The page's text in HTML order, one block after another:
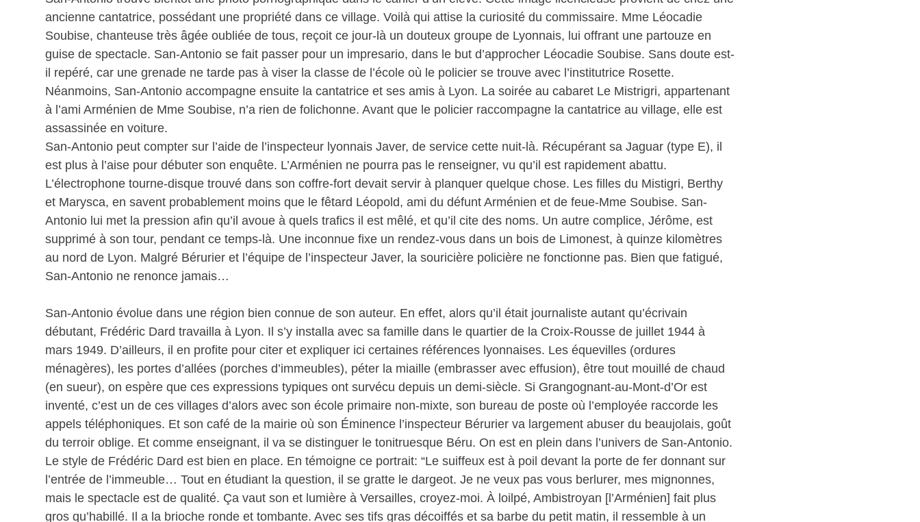
ancienne cantatrice, possédant une propriété dans ce village. Voilà qui attise la curiosité du commissaire. Mme Léocadie
Soubise, chanteuse très âgée oubliée de tous, reçoit ce jour-là un douteux groupe de Lyonnais, lui offrant une partouze en
guise de spectacle. San-Antonio se fait passer pour un impresario, dans le but d’approcher Léocadie Soubise. Sans doute est-
il repéré, car une grenade ne tarde pas à viser la classe de l’école où le policier se trouve avec l’institutrice Rosette.
Néanmoins, San-Antonio accompagne ensuite la cantatrice et ses amis à Lyon. La soirée au cabaret Le Mistrigri, appartenant
à l’ami Arménien de Mme Soubise, n’a rien de folichonne. Avant que le policier raccompagne la cantatrice au village, elle est
assassinée en voiture.
San-Antonio peut compter sur l’aide de l’inspecteur lyonnais Javer, de service cette nuit-là. Récupérant sa Jaguar (type E), il
est plus à l’aise pour débuter son enquête. L’Arménien ne pourra pas le renseigner, vu qu’il est rapidement abattu.
L’électrophone tourne-disque trouvé dans son coffre-fort devait servir à planquer quelque chose. Les filles du Mistigri, Berthy
et Marysca, en savent probablement moins que le fêtard Léopold, ami du défunt Arménien et de feue-Mme Soubise. San-
Antonio lui met la pression afin qu’il avoue à quels trafics il est mêlé, et qu’il cite des noms. Un autre complice, Jérôme, est
supprimé à son tour, pendant ce temps-là. Une inconnue fixe un rendez-vous dans un bois de Limonest, à quinze kilomètres
au nord de Lyon. Malgré Bérurier et l’équipe de l’inspecteur Javer, la souricière policière ne fonctionne pas. Bien que fatigué,
San-Antonio ne renonce jamais…
San-Antonio évolue dans une région bien connue de son auteur. En effet, alors qu’il était journaliste autant qu’écrivain
débutant, Frédéric Dard travailla à Lyon. Il s’y installa avec sa famille dans le quartier de la Croix-Rousse de juillet 1944 à
mars 1949. D’ailleurs, il en profite pour citer et expliquer ici certaines références lyonnaises. Les équevilles (ordures
ménagères), les portes d’allées (porches d’immeubles), péter la miaille (embrasser avec effusion), être tout mouillé de chaud
(en sueur), on espère que ces expressions typiques ont survécu depuis un demi-siècle. Si Grangognant-au-Mont-d’Or est
inventé, c’est un de ces villages d’alors avec son école primaire non-mixte, son bureau de poste où l’employée raccorde les
appels téléphoniques. Et son café de la mairie où son Éminence l’inspecteur Bérurier va largement abuser du beaujolais, goût
du terroir oblige. Et comme enseignant, il va se distinguer le tonitruesque Béru. On est en plein dans l’univers de San-Antonio.
Le style de Frédéric Dard est bien en place. En témoigne ce portrait: “Le suiffeux est à poil devant la porte de fer donnant sur
l’entrée de l’immeuble… Tout en étudiant la question, il se gratte le dargeot. Je ne veux pas vous berlurer, mes mignonnes,
mais le spectacle est de qualité. Ça vaut son et lumière à Versailles, croyez-moi. À loilpé, Ambistroyan [l’Arménien] fait plus
gros qu’habillé. Il a la brioche ronde et tombante. Avec ses tifs gras décoiffés et sa barbe du petit matin, il ressemble à un